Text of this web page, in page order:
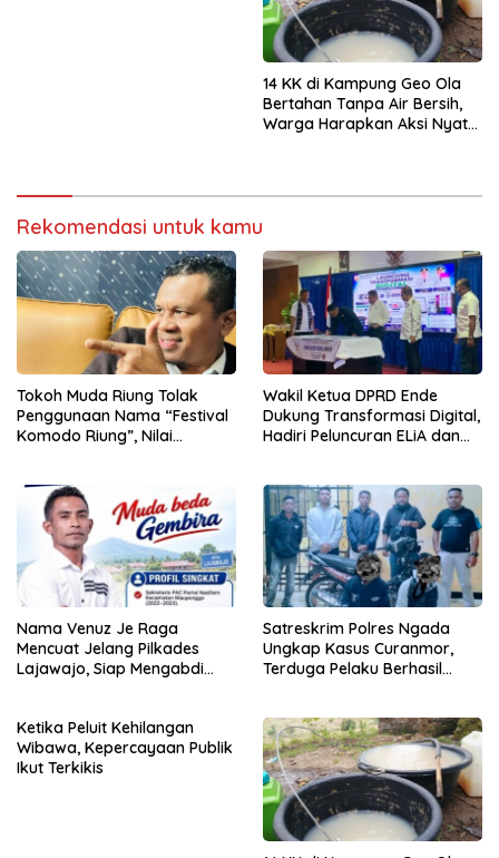
14 KK di Kampung Geo Ola
Bertahan Tanpa Air Bersih,
Warga Harapkan Aksi Nyata
Rekomendasi untuk kamu
Tokoh Muda Riung Tolak
Penggunaan Nama “Festival
Komodo Riung”, Nilai
Wakil Ketua DPRD Ende
Dukung Transformasi Digital,
Hadiri Peluncuran ELiA dan
Nama Venuz Je Raga
Mencuat Jelang Pilkades
Lajawajo, Siap Mengabdi
Satreskrim Polres Ngada
Ungkap Kasus Curanmor,
Terduga Pelaku Berhasil
Ketika Peluit Kehilangan
Wibawa, Kepercayaan Publik
Ikut Terkikis